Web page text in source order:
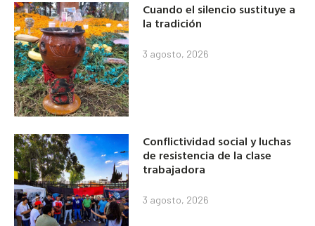
Cuando el silencio sustituye a
la tradición
3 agosto, 2026
Conflictividad social y luchas
de resistencia de la clase
trabajadora
3 agosto, 2026